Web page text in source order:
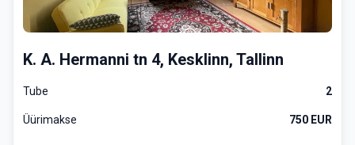
K. A. Hermanni tn 4, Kesklinn, Tallinn
Tube 2
Üürimakse 750 EUR